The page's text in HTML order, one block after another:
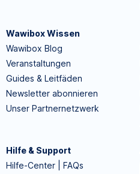
Wawibox Wissen
Wawibox Blog
Veranstaltungen
Guides & Leitfäden
Newsletter abonnieren
Unser Partnernetzwerk
Hilfe & Support
Hilfe-Center | FAQs